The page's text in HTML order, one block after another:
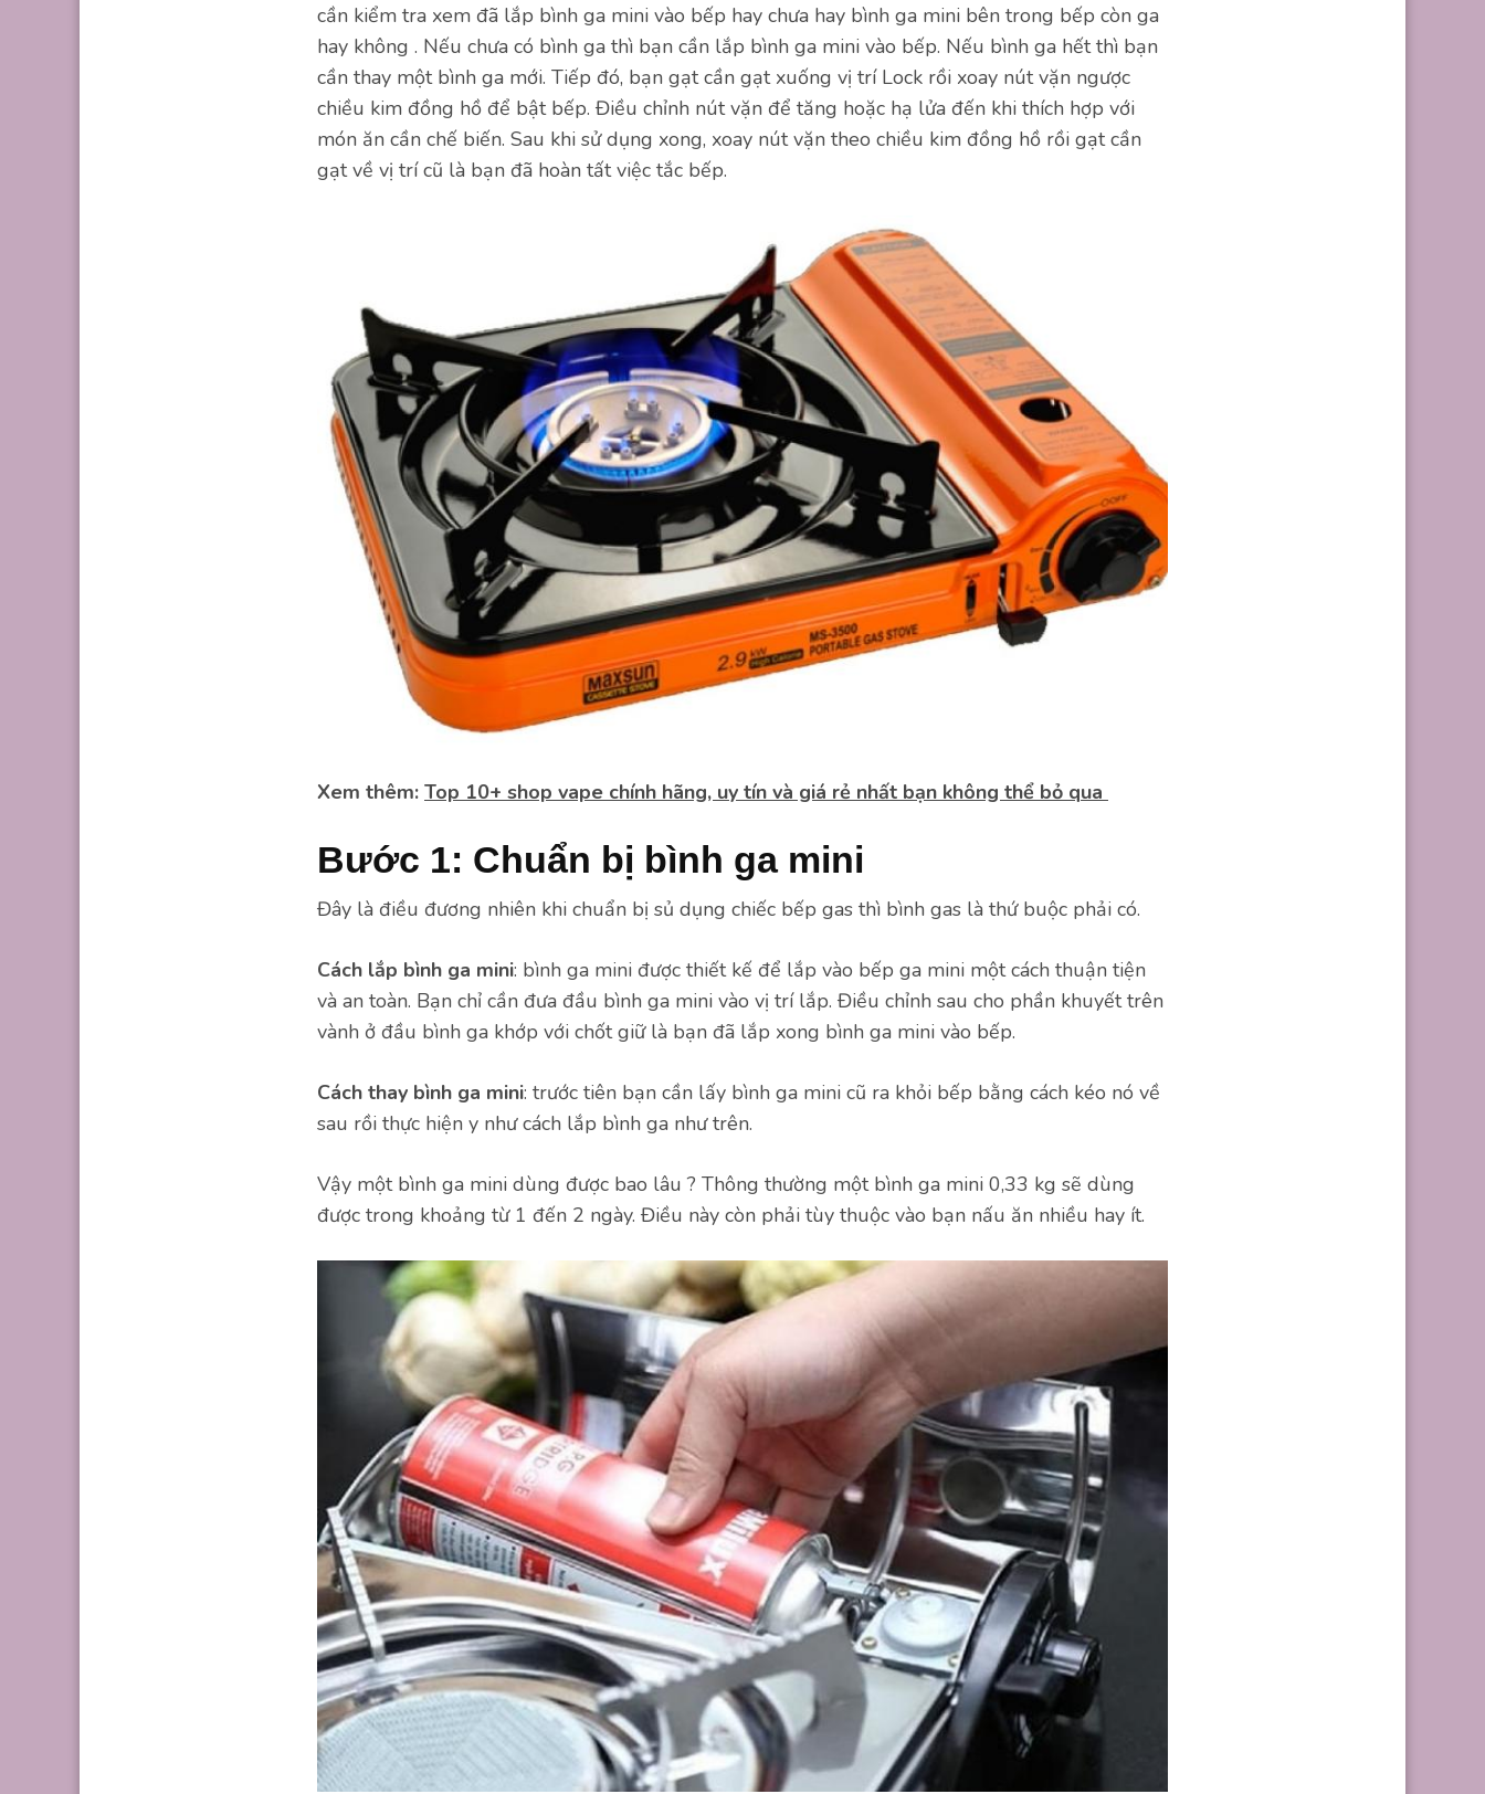
cần kiểm tra xem đã lắp bình ga mini vào bếp hay chưa hay bình ga mini bên trong bếp còn ga
hay không . Nếu chưa có bình ga thì bạn cần lắp bình ga mini vào bếp. Nếu bình ga hết thì bạn
cần thay một bình ga mới. Tiếp đó, bạn gạt cần gạt xuống vị trí Lock rồi xoay nút vặn ngược
chiều kim đồng hồ để bật bếp. Điều chỉnh nút vặn để tăng hoặc hạ lửa đến khi thích hợp với
món ăn cần chế biến. Sau khi sử dụng xong, xoay nút vặn theo chiều kim đồng hồ rồi gạt cần
gạt về vị trí cũ là bạn đã hoàn tất việc tắc bếp.
Xem thêm: Top 10+ shop vape chính hãng, uy tín và giá rẻ nhất bạn không thể bỏ qua
Bước 1: Chuẩn bị bình ga mini
Đây là điều đương nhiên khi chuẩn bị sủ dụng chiếc bếp gas thì bình gas là thứ buộc phải có.
Cách lắp bình ga mini: bình ga mini được thiết kế để lắp vào bếp ga mini một cách thuận tiện
và an toàn. Bạn chỉ cần đưa đầu bình ga mini vào vị trí lắp. Điều chỉnh sau cho phần khuyết trên
vành ở đầu bình ga khớp với chốt giữ là bạn đã lắp xong bình ga mini vào bếp.
Cách thay bình ga mini: trước tiên bạn cần lấy bình ga mini cũ ra khỏi bếp bằng cách kéo nó về
sau rồi thực hiện y như cách lắp bình ga như trên.
Vậy một bình ga mini dùng được bao lâu ? Thông thường một bình ga mini 0,33 kg sẽ dùng
được trong khoảng từ 1 đến 2 ngày. Điều này còn phải tùy thuộc vào bạn nấu ăn nhiều hay ít.